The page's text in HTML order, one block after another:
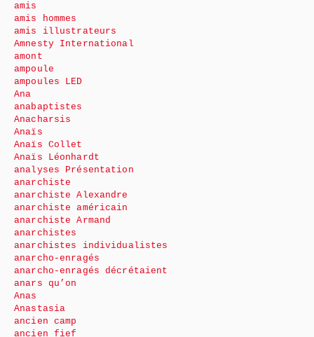
amis
amis hommes
amis illustrateurs
Amnesty International
amont
ampoule
ampoules LED
Ana
anabaptistes
Anacharsis
Anaïs
Anaïs Collet
Anaïs Léonhardt
analyses Présentation
anarchiste
anarchiste Alexandre
anarchiste américain
anarchiste Armand
anarchistes
anarchistes individualistes
anarcho-enragés
anarcho-enragés décrétaient
anars qu’on
Anas
Anastasia
ancien camp
ancien fief